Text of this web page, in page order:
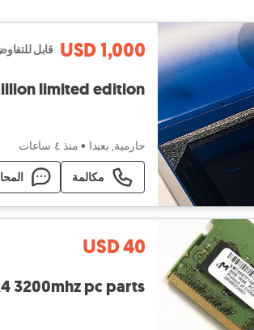
USD 1,000 قابل
limited edition
حازمية, بعبدا • منذ ٤ ساعات
مكالمة
USD 40
3200mhz pc parts